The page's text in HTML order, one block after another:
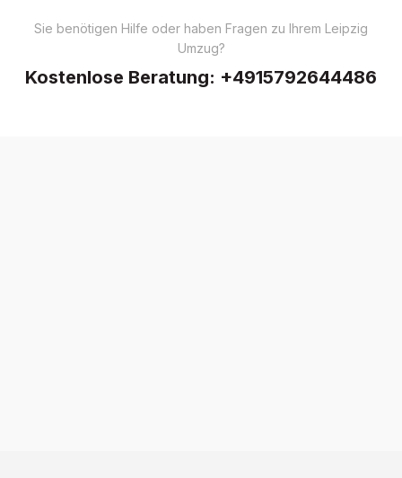
Sie benötigen Hilfe oder haben Fragen zu Ihrem Leipzig
Umzug?
Kostenlose Beratung: +4915792644486